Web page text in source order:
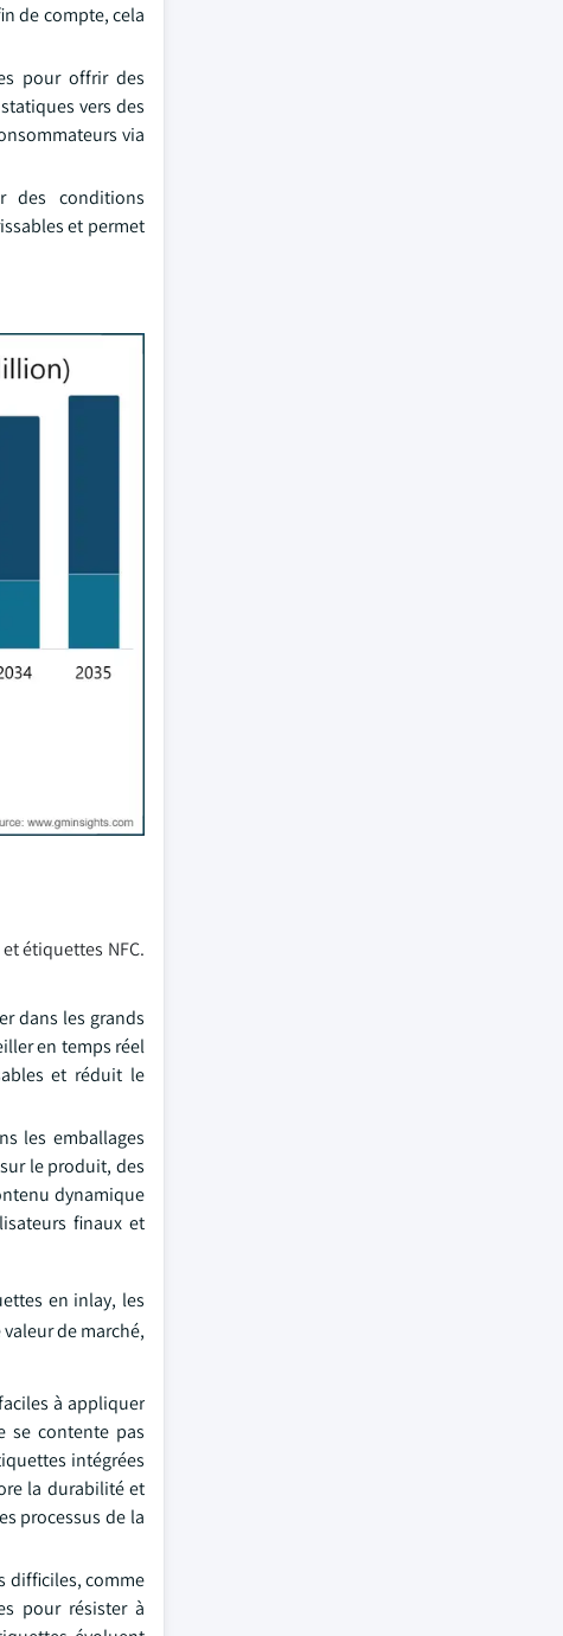
de compte, cela
pour offrir des
vers des
via
des conditions
et permet
étiquettes NFC.
dans les grands
en temps réel
et réduit le
les emballages
le produit, des
dynamique
finaux et
en inlay, les
de marché,
à appliquer
se contente pas
intégrées
la durabilité et
processus de la
difficiles, comme
pour résister à